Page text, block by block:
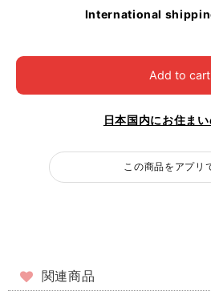
International
Add to cart
日本国内にお住ま
この商品をアプリ
関連商品